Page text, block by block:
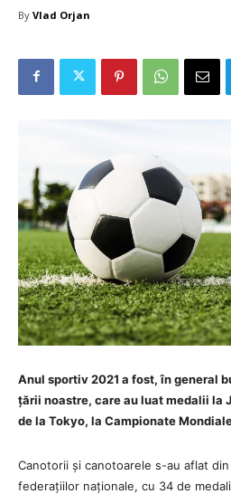
By Vlad Orjan
Anul sportiv 2021 a fost, în general
țării noastre, care au luat medalii la
de la Tokyo, la Campionate
Canotorii și canotoarele s-au aflat
federațiilor naționale, cu 34 de